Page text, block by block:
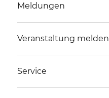
Meldungen
Veranstaltung melden
Service